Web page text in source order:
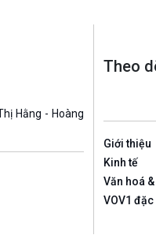
Hằng - Hoàng
Theo
Giới thiệu
Kinh tế
Văn hoá
VOV1 đặc